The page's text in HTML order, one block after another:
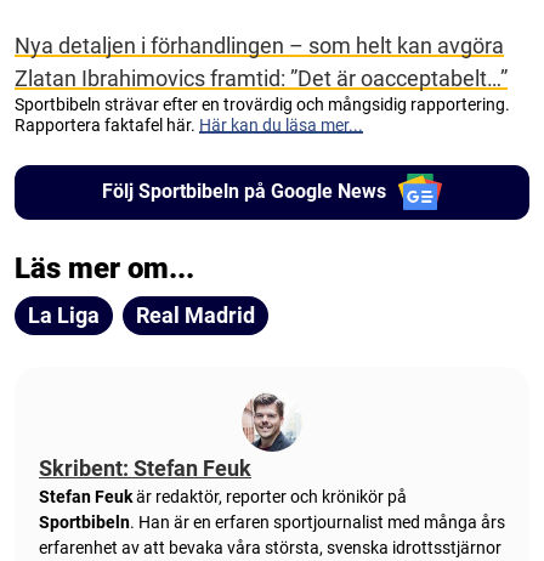
Nya detaljen i förhandlingen – som helt kan avgöra
Zlatan Ibrahimovics framtid: ”Det är oacceptabelt…”
Sportbibeln strävar efter en trovärdig och mångsidig rapportering.
Rapportera faktafel här. Här kan du läsa mer...
Följ Sportbibeln på Google News
Läs mer om...
La Liga Real Madrid
Skribent: Stefan Feuk
Stefan Feukär redaktör, reporter och krönikör på
Sportbibeln. Han är en erfaren sportjournalist med många års
erfarenhet av att bevaka våra största, svenska idrottsstjärnor